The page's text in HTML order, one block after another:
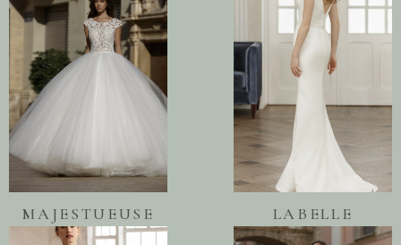
MAJESTUEUSE LABELLE